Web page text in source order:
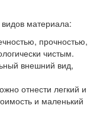
материала:
прочностью,
чистым.
внешний вид,
отнести легкий и
и маленький